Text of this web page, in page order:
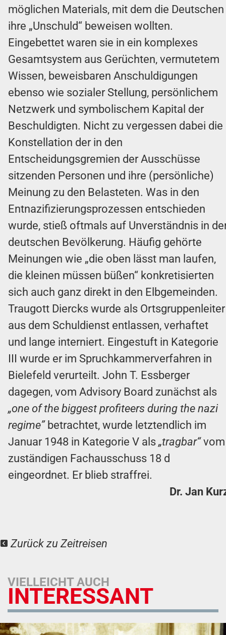
möglichen Materials, mit dem die Deutschen
ihre „Unschuld“ beweisen wollten.
Eingebettet waren sie in ein komplexes
Gesamtsystem aus Gerüchten, vermutetem
Wissen, beweisbaren Anschuldigungen
ebenso wie sozialer Stellung, persönlichem
Netzwerk und symbolischem Kapital der
Beschuldigten. Nicht zu vergessen dabei die
Konstellation der in den
Entscheidungsgremien der Ausschüsse
sitzenden Personen und ihre (persönliche)
Meinung zu den Belasteten. Was in den
Entnazifizierungsprozessen entschieden
wurde, stieß oftmals auf Unverständnis in
deutschen Bevölkerung. Häufig gehörte
Meinungen wie „die oben lässt man laufen,
die kleinen müssen büßen“ konkretisierten
sich auch ganz direkt in den Elbgemeinden.
Traugott Diercks wurde als Ortsgruppenleiter
aus dem Schuldienst entlassen, verhaftet
und lange interniert. Eingestuft in Kategorie
III wurde er im Spruchkammerverfahren in
Bielefeld verurteilt. John T. Essberger
dagegen, vom Advisory Board zunächst als
„one of the biggest profiteers during the nazi
regime”betrachtet, wurde letztendlich im
Januar 1948 in Kategorie V als „tragbar“vom
zuständigen Fachausschuss 18 d
eingeordnet. Er blieb straffrei.
Dr. Jan
Zurück zu Zeitreisen
VIELLEICHT AUCH
INTERESSANT